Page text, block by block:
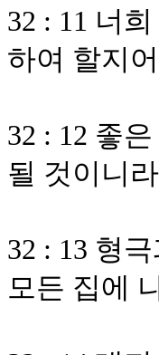
32 : 11 너
하여 할지
32 : 12 좋
될 것이니라
32 : 13 형
모든 집에